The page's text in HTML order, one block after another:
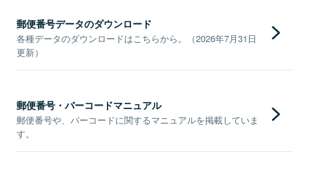
郵便番号データのダウンロード
各種データのダウンロードはこちらから。（2026年7月31日
更新）
郵便番号・バーコードマニュアル
郵便番号や、バーコードに関するマニュアルを掲載していま
す。